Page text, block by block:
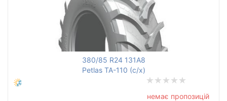
380/85 R24 131A8
Petlas TA-110 (с/х)
немає пропозицій